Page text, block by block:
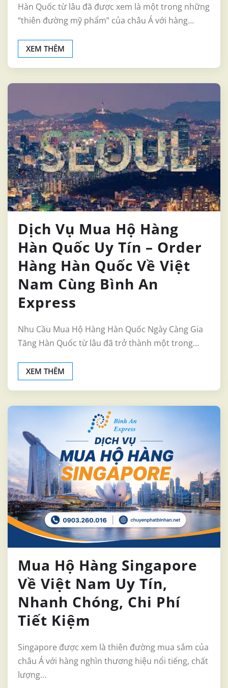
Hàn Quốc từ lâu đã được xem là một trong những
“thiên đường mỹ phẩm” của châu Á với hàng…
XEM THÊM
Dịch Vụ Mua Hộ Hàng
Hàn Quốc Uy Tín – Order
Hàng Hàn Quốc Về Việt
Nam Cùng Bình An
Express
Nhu Cầu Mua Hộ Hàng Hàn Quốc Ngày Càng Gia
Tăng Hàn Quốc từ lâu đã trở thành một trong…
XEM THÊM
Mua Hộ Hàng Singapore
Về Việt Nam Uy Tín,
Nhanh Chóng, Chi Phí
Tiết Kiệm
Singapore được xem là thiên đường mua sắm của
châu Á với hàng nghìn thương hiệu nổi tiếng, chất
lượng…